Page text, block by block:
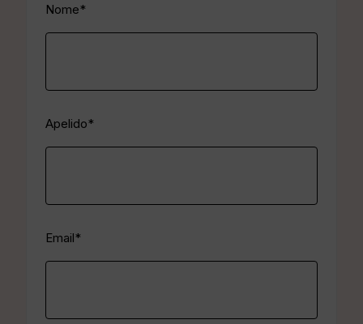
Nome*
Apelido*
Email*